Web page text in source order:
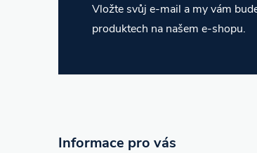
Vložte svůj e-mail a my vám
produktech na našem e-shopu.
Informace pro vás